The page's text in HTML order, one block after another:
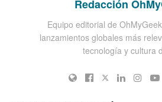
Redacción
Equipo editorial de
lanzamientos globales más
tecnología y cultura